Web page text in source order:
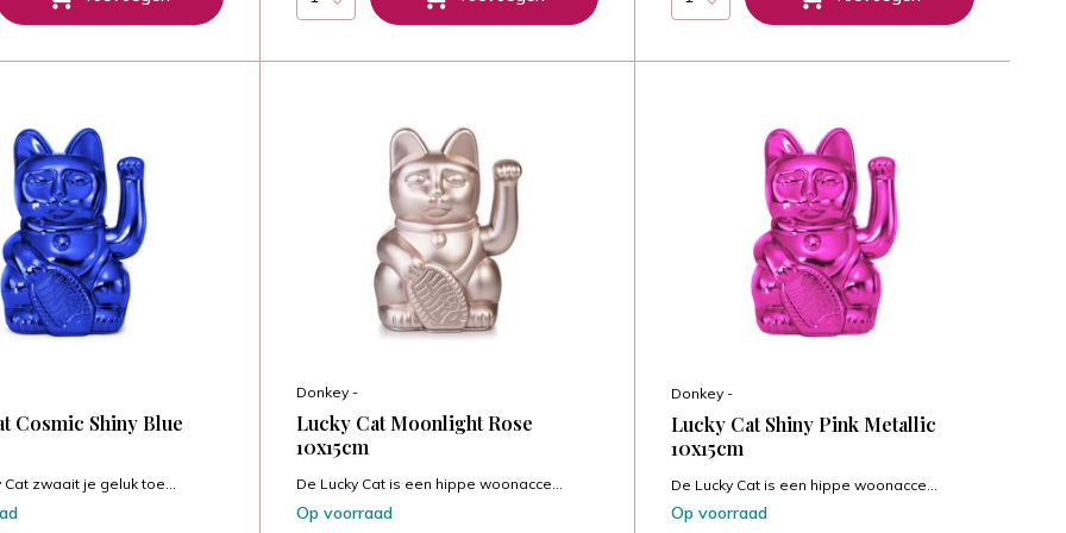
Cosmic Shiny Blue
zwaait je geluk toe...
Donkey -
Lucky Cat Moonlight Rose
10x15cm
De Lucky Cat is een hippe woonacce...
Op voorraad
Donkey -
Lucky Cat Shiny Pink Metallic
10x15cm
De Lucky Cat is een hippe woonacce...
Op voorraad